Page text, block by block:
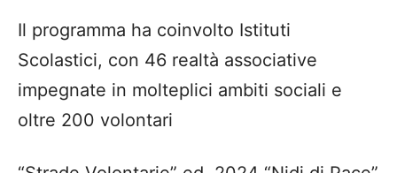
Il programma ha coinvolto Istituti
Scolastici, con 46 realtà associative
impegnate in molteplici ambiti sociali e
oltre 200 volontari